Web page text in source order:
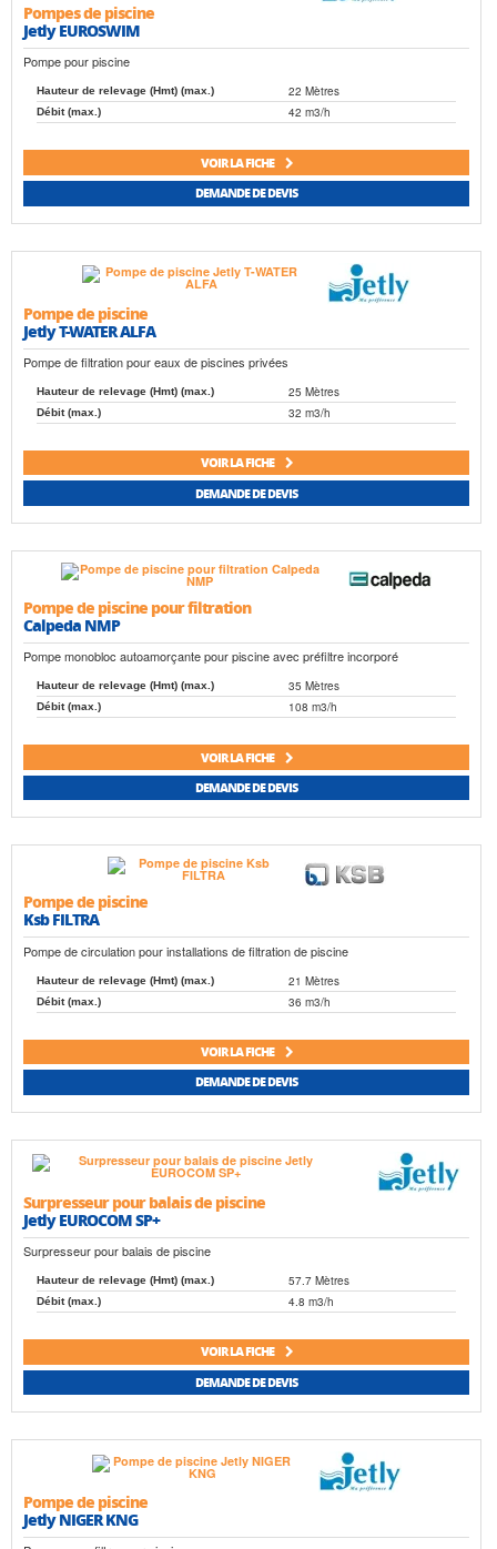
Pompes de piscine
Jetly EUROSWIM
Pompe pour piscine
Hauteur de relevage (Hmt) (max.) 22 Mètres
Débit (max.) 42 m3/h
VOIR LA FICHE
DEMANDE DE DEVIS
Pompe de piscine
Jetly T-WATER ALFA
Pompe de filtration pour eaux de piscines privées
Hauteur de relevage (Hmt) (max.) 25 Mètres
Débit (max.) 32 m3/h
VOIR LA FICHE
DEMANDE DE DEVIS
Pompe de piscine pour filtration
Calpeda NMP
Pompe monobloc autoamorçante pour piscine avec préfiltre incorporé
Hauteur de relevage (Hmt) (max.) 35 Mètres
Débit (max.) 108 m3/h
VOIR LA FICHE
DEMANDE DE DEVIS
Pompe de piscine
Ksb FILTRA
Pompe de circulation pour installations de filtration de piscine
Hauteur de relevage (Hmt) (max.) 21 Mètres
Débit (max.) 36 m3/h
VOIR LA FICHE
DEMANDE DE DEVIS
Surpresseur pour balais de piscine
Jetly EUROCOM SP+
Surpresseur pour balais de piscine
Hauteur de relevage (Hmt) (max.) 57.7 Mètres
Débit (max.) 4.8 m3/h
VOIR LA FICHE
DEMANDE DE DEVIS
Pompe de piscine
Jetly NIGER KNG